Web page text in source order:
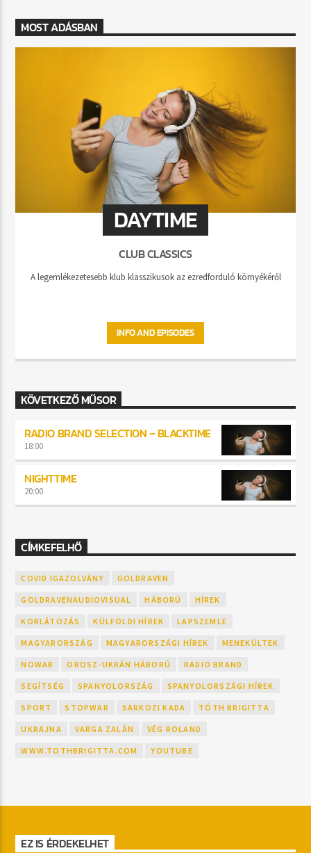
MOST ADÁSBAN
DAYTIME
CLUB CLASSICS
A legemlékezetesebb klub klasszikusok az ezredforduló környékéről
INFO AND EPISODES
KÖVETKEZŐ MŰSOR
RADIO BRAND SELECTION – BLACKTIME
18:00
NIGHTTIME
20:00
CÍMKEFELHŐ
COVID IGAZOLVÁNY GOLDRAVEN
GOLDRAVENAUDIOVISUAL HÁBORÚ HÍREK
KORLÁTOZÁS KÜLFÖLDI HÍREK LAPSZEMLE
MAGYARORSZÁG MAGYARORSZÁGI HÍREK MENEKÜLTEK
NOWAR OROSZ-UKRÁN HÁBORÚ RADIO BRAND
SEGÍTSÉG SPANYOLORSZÁG SPANYOLORSZÁGI HÍREK
SPORT STOPWAR SÁRKÖZI KADA TÓTH BRIGITTA
UKRAJNA VARGA ZALÁN VÉG ROLAND
WWW.TOTHBRIGITTA.COM YOUTUBE
EZ IS ÉRDEKELHET